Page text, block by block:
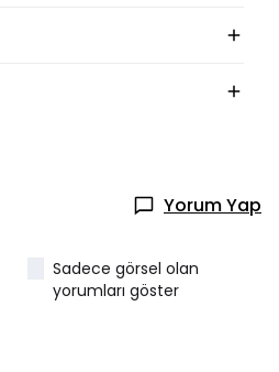
Yorum Yap
Sadece görsel olan
yorumları göster